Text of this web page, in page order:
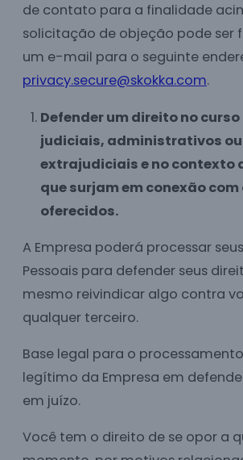
de contato para a finalidade
solicitação de objeção pode ser
um e-mail para o seguinte
privacy.secure@skokka.com.
Defender um direito no
judiciais, administrativos ou
extrajudiciais e no contexto
que surjam em conexão com
oferecidos.
A Empresa poderá processar
Pessoais para defender seus
mesmo reivindicar algo contra
qualquer terceiro.
Base legal para o
legítimo da Empresa em
em juízo.
Você tem o direito de se opor a